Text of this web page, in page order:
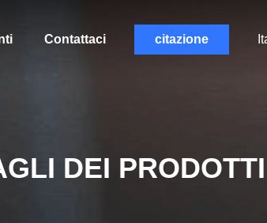
Contattaci citazione
DEI PRODOTTI